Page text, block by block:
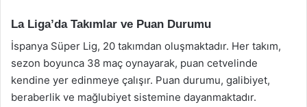
La Liga’da Takımlar ve Puan Durumu
İspanya Süper Lig, 20 takımdan oluşmaktadır. Her takım,
sezon boyunca 38 maç oynayarak, puan cetvelinde
kendine yer edinmeye çalışır. Puan durumu, galibiyet,
beraberlik ve mağlubiyet sistemine dayanmaktadır.